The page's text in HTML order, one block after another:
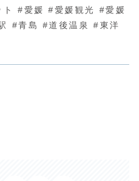
ト #愛媛 #愛媛観光 #愛媛
#青島 #道後温泉 #東洋